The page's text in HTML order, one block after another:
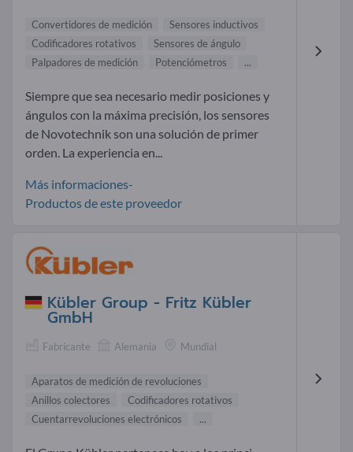
Convertidores de medición
Sensores inductivos
Codificadores rotativos
Sensores de ángulo
Palpadores de medición
Potenciómetros ...
Siempre que sea necesario medir posiciones y
ángulos con la máxima precisión, los sensores
de Novotechnik son una solución de primer
orden. La experiencia en...
Más informaciones-
Productos de este proveedor
Kübler Group - Fritz Kübler
GmbH
Fabricante Alemania Mundial
Aparatos de medición de revoluciones
Anillos colectores
Codificadores rotativos
Cuentarrevoluciones electrónicos
...